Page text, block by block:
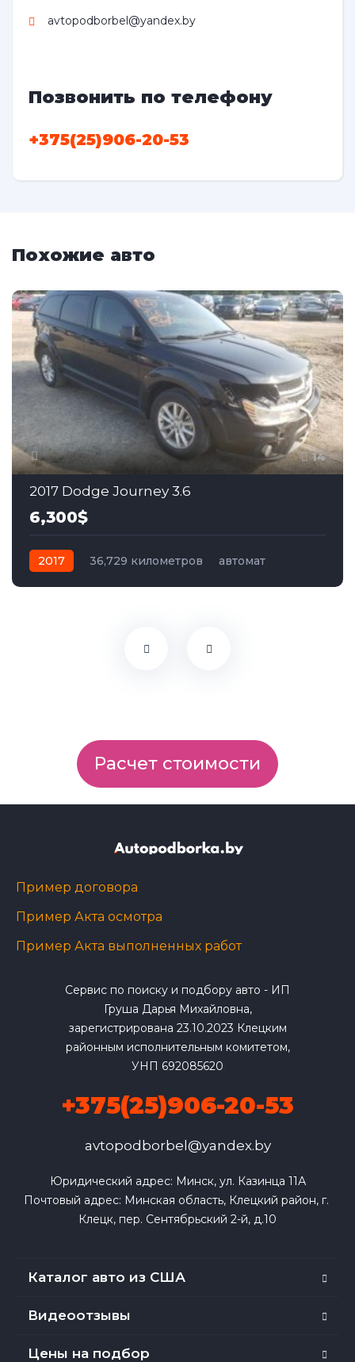
avtopodborbel@yandex.by
Позвонить по телефону
+375(25)906-20-53
Похожие авто
14
2017 Dodge Journey 3.6
6,300$
2017 36,729 километров
автомат
Расчет стоимости
Пример договора
Пример Акта осмотра
Пример Акта выполненных работ
Сервис по поиску и подбору авто - ИП
Груша Дарья Михайловна,
зарегистрирована 23.10.2023 Клецким
районным исполнительным комитетом,
УНП 692085620
+375(25)906-20-53
avtopodborbel@yandex.by
Юридический адрес: Минск, ул. Казинца 11А
Почтовый адрес: Минская область, Клецкий район, г.
Клецк, пер. Сентябрьский 2-й, д.10
Каталог авто из США
Видеоотзывы
Цены на подбор